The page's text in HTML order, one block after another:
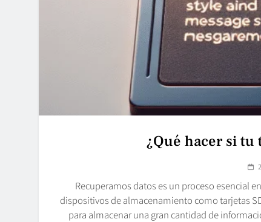
¿Qué hacer si tu
Recuperamos datos es un proceso esencial
dispositivos de almacenamiento como tarjetas
para almacenar una gran cantidad de